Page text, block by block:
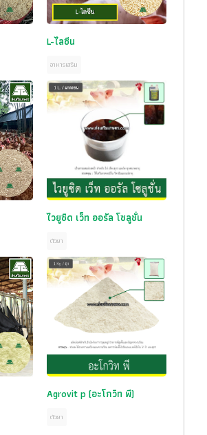
L-ไลซีน
อาหารเสริม
ไวยูซิด เว็ท ออรัล โซลูชั่น
ตัวยา
Agrovit p (อะโกวิท พี)
ตัวยา